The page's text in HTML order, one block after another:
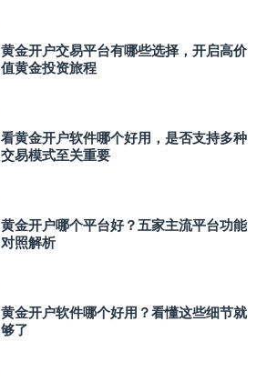
黄金开户交易平台有哪些选择，开启高价
值黄金投资旅程
看黄金开户软件哪个好用，是否支持多种
交易模式至关重要
黄金开户哪个平台好？五家主流平台功能
对照解析
黄金开户软件哪个好用？看懂这些细节就
够了